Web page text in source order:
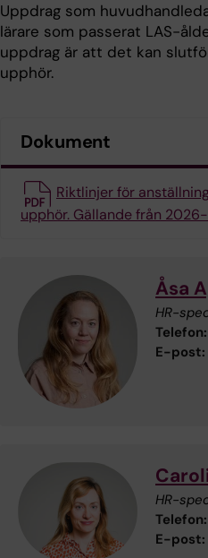
Uppdrag som
lärare som passerat LAS-
uppdrag är att det kan
upphör.
Dokument
Riktlinjer för
upphör. Gällande från
Åsa
HR-
Telefon:
E-post:
HR-
Telefon:
E-post: